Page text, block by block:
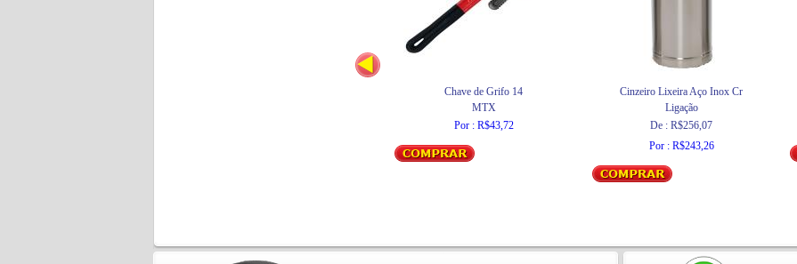
Chave de Grifo 14
MTX
Por : R$43,72
Cinzeiro Lixeira Aço Inox Cr
Ligação
De : R$256,07
Por : R$243,26